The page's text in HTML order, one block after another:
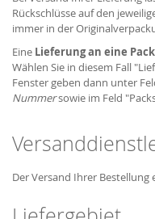
Rückschlüsse auf den
immer in der
Eine Lieferung an eine
Wählen Sie in diesem Fall
Fenster geben dann unter
Nummersowie im Feld
Der Versand Ihrer Bestellung